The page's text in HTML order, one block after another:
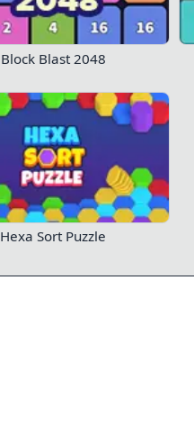
Block Blast 2048
Hexa Sort Puzzle